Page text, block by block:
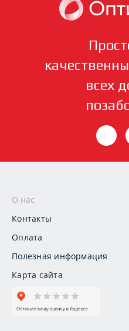
всех
О нас
Контакты
Оплата
Полезная информация
Карта сайта